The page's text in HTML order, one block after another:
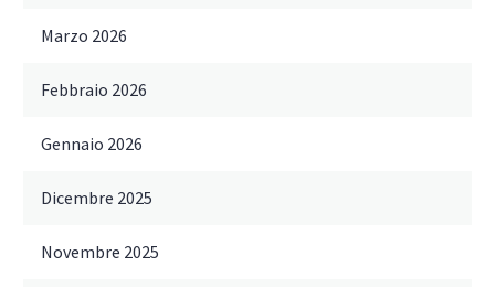
Marzo 2026
Febbraio 2026
Gennaio 2026
Dicembre 2025
Novembre 2025